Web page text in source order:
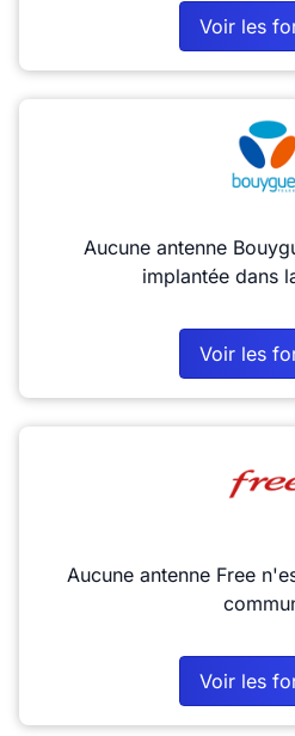
Voir les
Aucune antenne
implantée dans
Voir les
Aucune antenne Free
Voir les